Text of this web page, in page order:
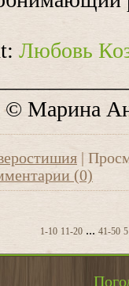
Любовь
© Марина
(0)
1-10 11-20 ... 41-50